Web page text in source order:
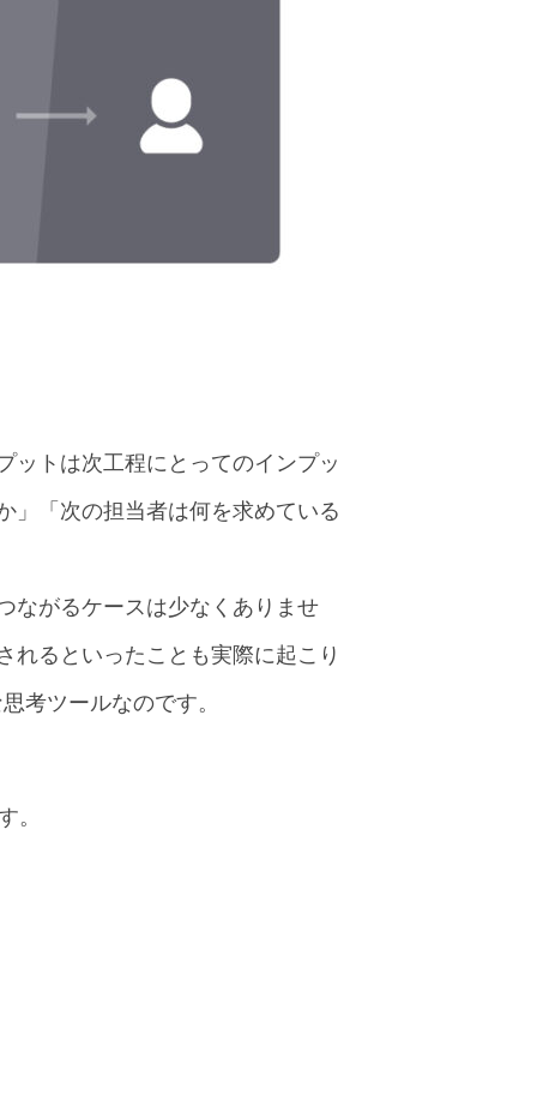
ットは次工程にとってのインプッ
」「次の担当者は何を求めている
ながるケースは少なくありませ
れるといったことも実際に起こり
考ツールなのです。
。